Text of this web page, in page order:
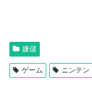
嫌儲
ゲーム ニンテン